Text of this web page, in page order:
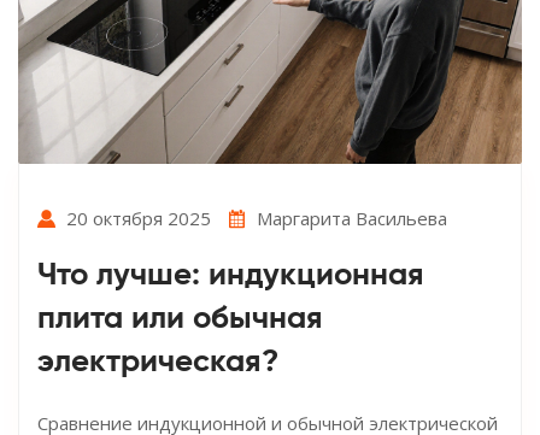
20 октября 2025 Маргарита Васильева
Что лучше: индукционная
плита или обычная
электрическая?
Сравнение индукционной и обычной электрической